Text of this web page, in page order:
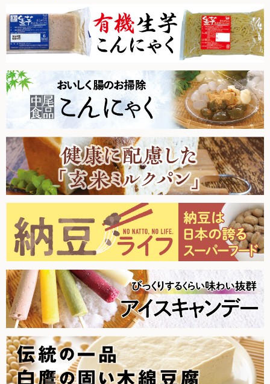
新規募集中！
フランチャイズビジネス
定期購入について
2026.1.10【毎週土曜日更新！】品ものアイテムを更新しまし
た。
2025.12.27【毎週土曜日更新！】品ものアイテムを更新しま
した。
2025.12.20【毎週土曜日更新！】品ものアイテムを更新しま
した。
2025.12.13【毎週土曜日更新！】品ものアイテムを更新しま
した。
2025.12.6【毎週土曜日更新！】品ものアイテムを更新しまし
2025.11.29【毎週土曜日更新！】品ものアイテムを更新しま
した。
2025.11.22【毎週土曜日更新！】品ものアイテムを更新しま
した。
2025.11.15【毎週土曜日更新！】品ものアイテムを更新しま
した。
2025.11.8【毎週土曜日更新！】品ものアイテムを更新しまし
た。
2025.11.1【毎週土曜日更新！】品ものアイテムを更新しまし
た。
2025.10.25【毎週土曜日更新！】品ものアイテムを更新しま
した。
2025.10.18【毎週土曜日更新！】品ものアイテムを更新しま
した。
2025.10.11【毎週土曜日更新！】品ものアイテムを更新しま
した。
2025.10.4【毎週土曜日更新！】品ものアイテムを更新しまし
た。
2025.9.27【毎週土曜日更新！】品ものアイテムを更新しまし